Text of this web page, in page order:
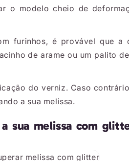
o modelo cheio de
furinhos, é provável que a
de arame ou um palito
do verniz. Caso
a sua melissa.
sua melissa com